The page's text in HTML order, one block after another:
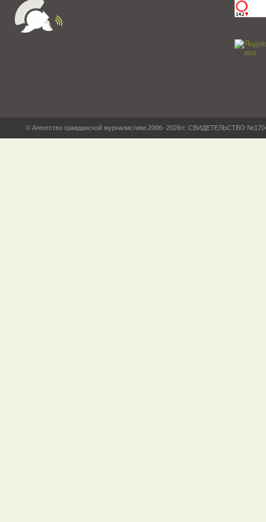
© Агентство гражданской журналистики 2006- 2026гг. СВИДЕТЕЛЬСТВО